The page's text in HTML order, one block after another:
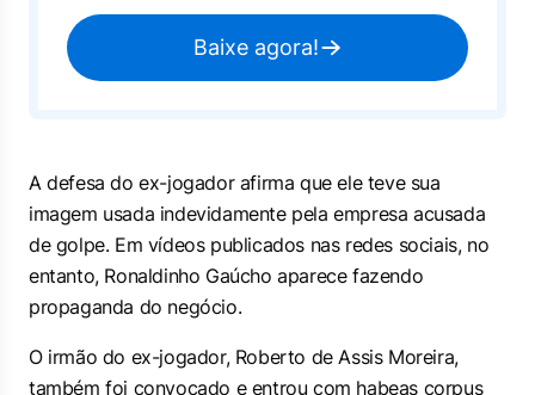
Baixe agora!
A defesa do ex-jogador afirma que ele teve sua
imagem usada indevidamente pela empresa acusada
de golpe. Em vídeos publicados nas redes sociais, no
entanto, Ronaldinho Gaúcho aparece fazendo
propaganda do negócio.
O irmão do ex-jogador, Roberto de Assis Moreira,
também foi convocado e entrou com habeas corpus